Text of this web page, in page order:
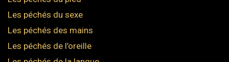
Les péchés du sexe
Les péchés des mains
Les péchés de l’oreille